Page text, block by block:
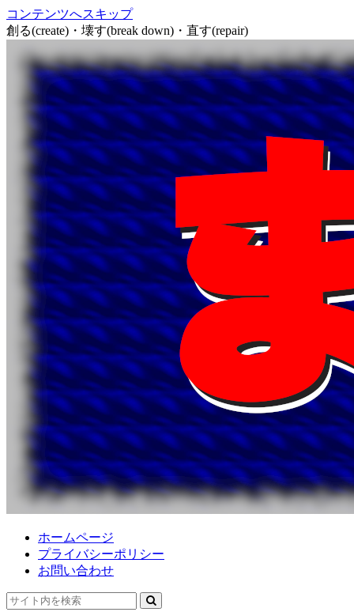
コンテンツへスキップ
創る(create)・壊す(break down)・直す(repair)
ホームページ
プライバシーポリシー
お問い合わせ